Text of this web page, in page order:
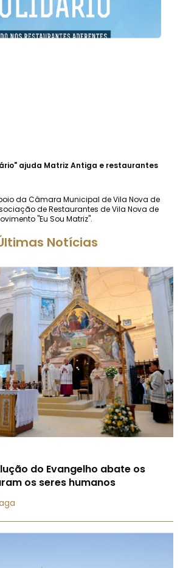
ajuda Matriz Antiga e restaurantes
da Câmara Municipal de Vila Nova de
de Restaurantes de Vila Nova de
"Eu Sou Matriz".
Notícias
do Evangelho abate os
os seres humanos